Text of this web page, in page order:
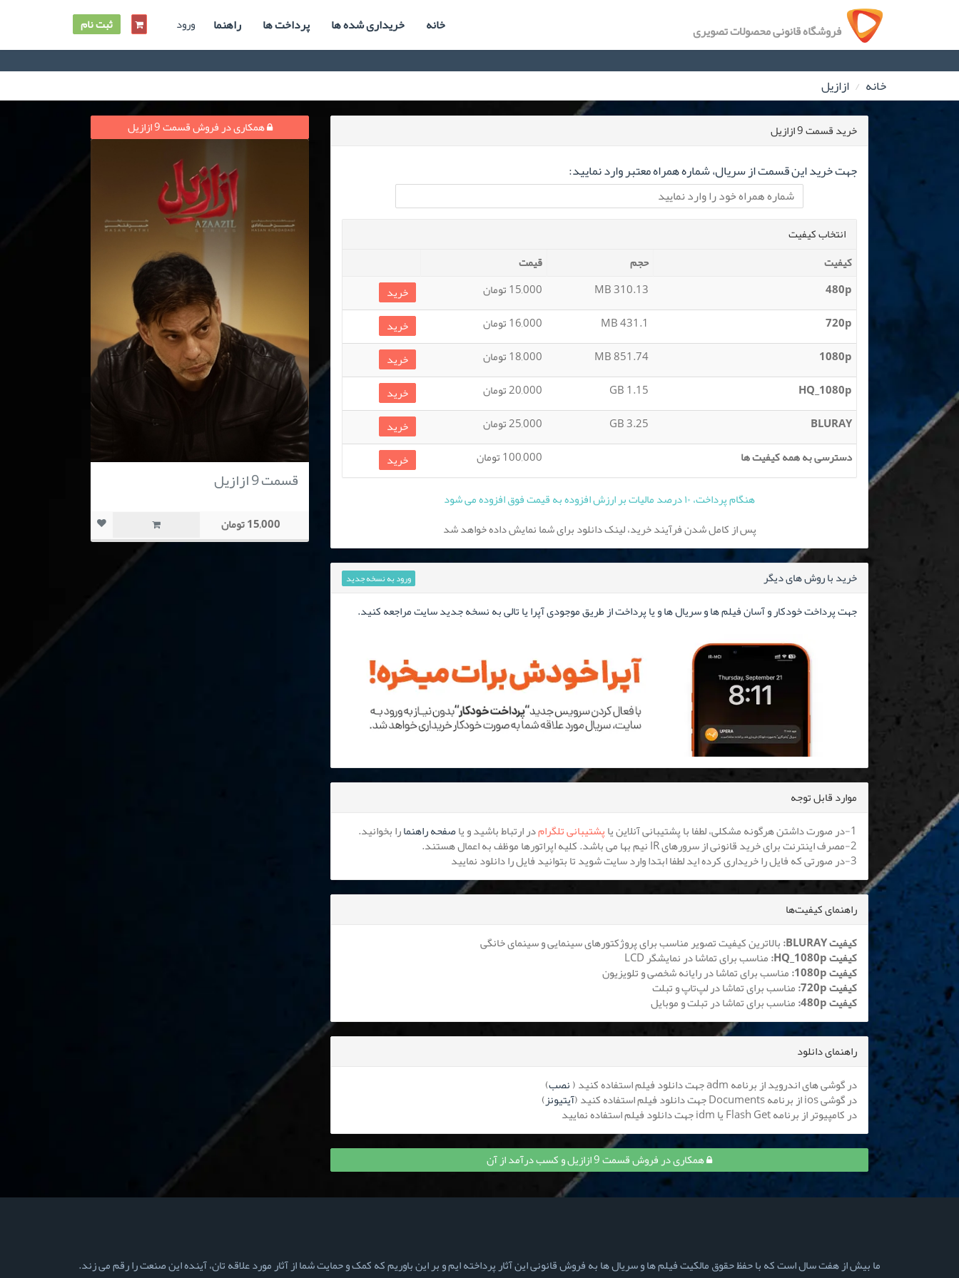
فروشگاه قانونی محصولات تصویری خانه خریداری شده ها پرداخت ها راهنما ورود ثبت نام
خانه ازازیل
خرید قسمت 9 ازازیل
جهت خرید این قسمت از سریال، شماره همراه معتبر وارد نمایید:
انتخاب کیفیت
کیفیت
حجم
قیمت
480p
310.13 MB 15,000 تومان
خرید
720p
431.1 MB 16,000 تومان
خرید
1080p
851.74 MB 18,000 تومان
خرید
HQ_1080p
1.15 GB 20,000 تومان
خرید
BLURAY
3.25 GB 25,000 تومان
خرید
دسترسی به همه کیفیت ها
100,000 تومان
خرید
هنگام پرداخت، ۱۰ درصد مالیات بر ارزش افزوده به قیمت فوق افزوده می شود
پس از کامل شدن فرآیند خرید، لینک دانلود برای شما نمایش داده خواهد شد
خرید با روش های دیگر ورود به نسخه جدید
جهت پرداخت خودکار و آسان فیلم ها و سریال ها و یا پرداخت از طریق موجودی آپرا یا تالی به نسخه جدید سایت مراجعه کنید.
موارد قابل توجه
1-در صورت داشتن هرگونه مشکلی، لطفا با پشتیبانی آنلاین یا
پشتیبانی تلگرامدر ارتباط باشید و یاصفحه راهنمارا بخوانید.
2-مصرف اینترنت برای خرید قانونی از سرورهای IR نیم بها می باشد. کلیه اپراتورها موظف به اعمال هستند.
3-در صورتی که فایل را خریداری کرده اید لطفا ابتدا وارد سایت شوید تا بتوانید فایل را دانلود نمایید
راهنمای کیفیت‌ها
کیفیت BLURAY:
بالاترین کیفیت تصویر مناسب برای پروژکتورهای سینمایی و سینمای خانگی
کیفیت HQ_1080p: مناسب برای تماشا در نمایشگر LCD
کیفیت 1080p: مناسب برای تماشا در رایانه شخصی و تلویزیون
کیفیت 720p: مناسب برای تماشا در لپ‌تاپ و تبلت
کیفیت 480p: مناسب برای تماشا در تبلت و موبایل
راهنمای دانلود
در گوشی های اندروید از برنامه adm جهت دانلود فیلم استفاده کنید (
نصب)
در گوشی ios از برنامه Documents جهت دانلود فیلم استفاده کنید ( آیتیونز)
در کامپیوتر از برنامه Flash Get یا idm جهت دانلود فیلم استفاده نمایید
همکاری در فروش قسمت 9 ازازیل و کسب درآمد از آن
همکاری در فروش قسمت 9 ازازیل
قسمت 9 ازازیل
15,000 تومان
ما بیش از هفت سال است که با حفظ حقوق مالکیت فیلم ها و سریال ها به فروش قانونی این آثار پرداخته ایم و بر این باوریم که کمک و حمایت شما از آثار مورد علاقه تان، آینده این صنعت را رقم می زند.